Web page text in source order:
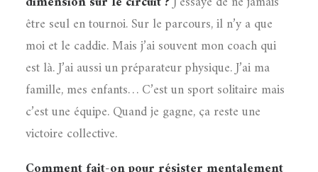
être seul en tournoi. Sur le parcours, il n’y a que
moi et le caddie. Mais j’ai souvent mon coach qui
est là. J’ai aussi un préparateur physique. J’ai ma
famille, mes enfants… C’est un sport solitaire mais
c’est une équipe. Quand je gagne, ça reste une
victoire collective.